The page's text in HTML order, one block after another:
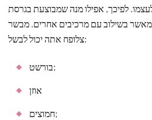
לפיכך, אפילו מנה שמבוצעת בגרסת
מאשר בשילוב עם מרכיבים אחרים. מבשר
צלופח אתה יכול לבשל:
בורשט;
אוזן
חמוצים;